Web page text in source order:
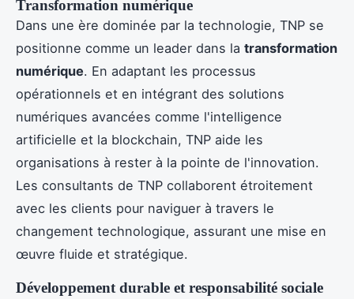
Transformation numérique
Dans une ère dominée par la technologie, TNP se
positionne comme un leader dans la transformation
numérique. En adaptant les processus
opérationnels et en intégrant des solutions
numériques avancées comme l'intelligence
artificielle et la blockchain, TNP aide les
organisations à rester à la pointe de l'innovation.
Les consultants de TNP collaborent étroitement
avec les clients pour naviguer à travers le
changement technologique, assurant une mise en
œuvre fluide et stratégique.
Développement durable et responsabilité sociale